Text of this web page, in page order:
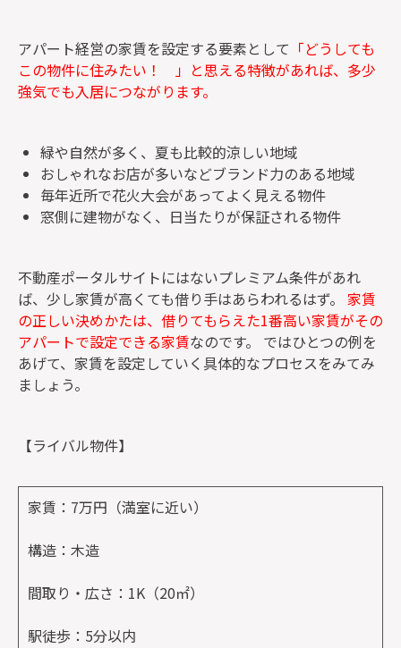
アパート経営の家賃を設定する要素として 「どうしても
この物件に住みたい！ 」と思える特徴があれば、多少
強気でも入居につながります。
緑や自然が多く、夏も比較的涼しい地域
おしゃれなお店が多いなどブランド力のある地域
毎年近所で花火大会があってよく見える物件
窓側に建物がなく、日当たりが保証される物件
不動産ポータルサイトにはないプレミアム条件があれ
ば、少し家賃が高くても借り手はあらわれるはず。 家賃
の正しい決めかたは、借りてもらえた1番高い家賃がその
アパートで設定できる家賃なのです。 ではひとつの例を
あげて、家賃を設定していく具体的なプロセスをみてみ
ましょう。
【ライバル物件】
家賃：7万円（満室に近い）
構造：木造
間取り・広さ：1K（20㎡）
駅徒歩：5分以内